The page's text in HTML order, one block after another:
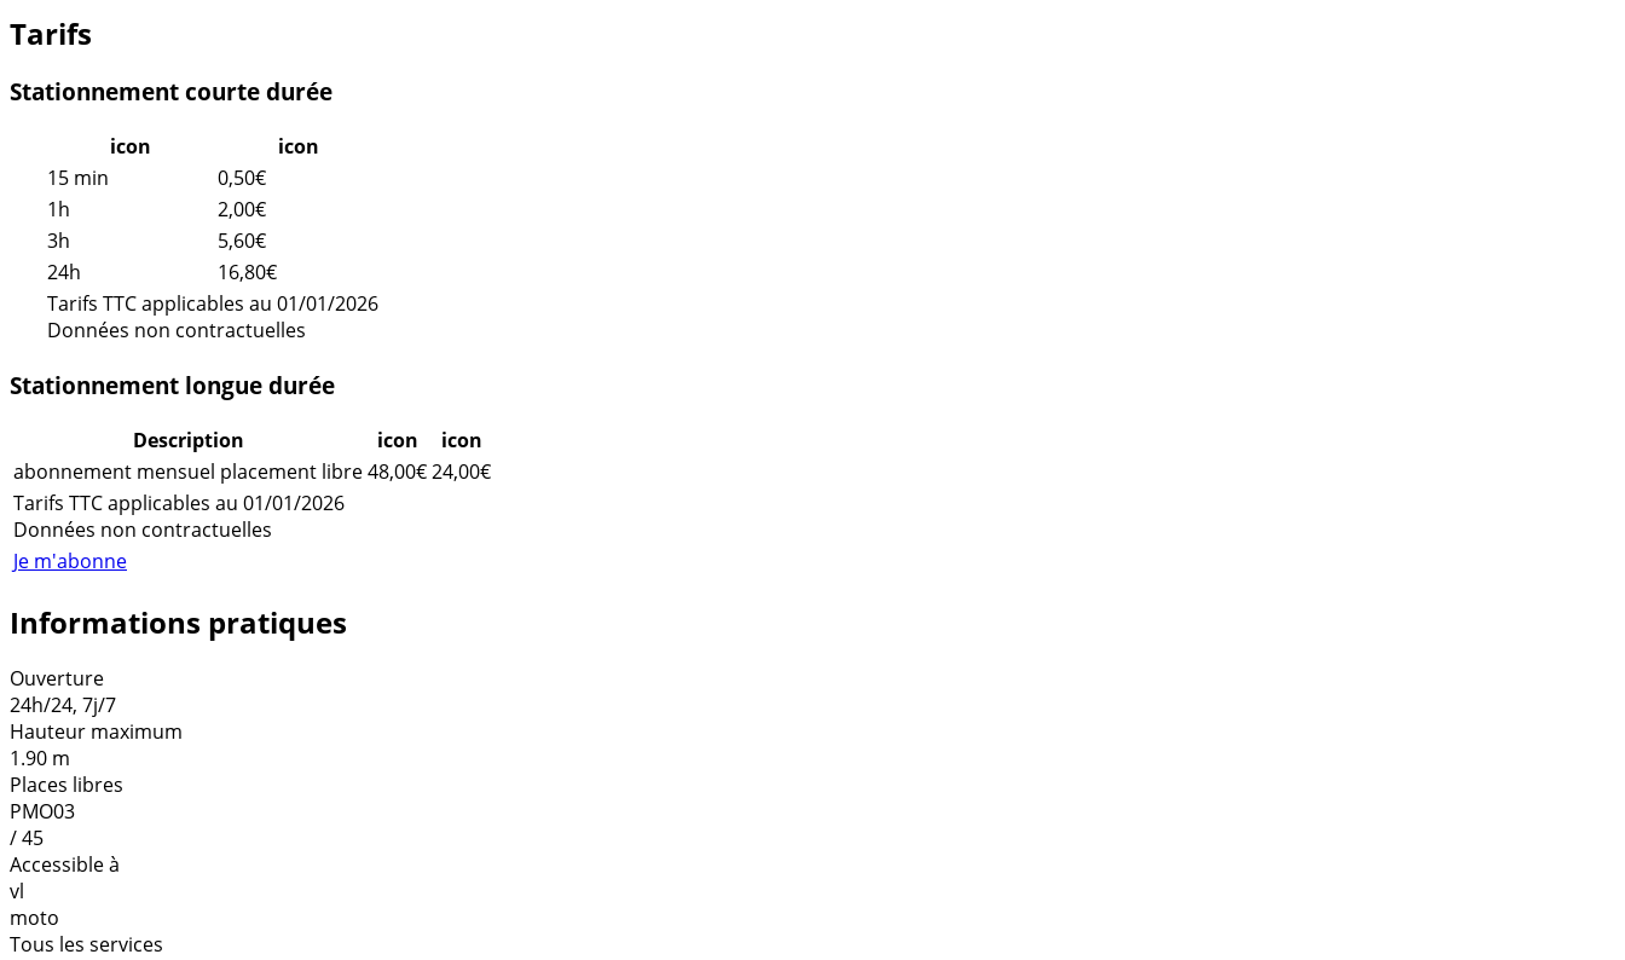
Tarifs
Stationnement courte durée
icon
icon
15 min
0,50€
1h
2,00€
3h
5,60€
24h
16,80€
Tarifs TTC applicables au 01/01/2026
Données non contractuelles
Stationnement longue durée
Description icon icon
Je m'abonne
abonnement mensuel placement libre48,00€24,00€
Tarifs TTC applicables au 01/01/2026
Données non contractuelles
Informations pratiques
Ouverture
24h/24, 7j/7
Hauteur maximum
1.90 m
Places libres
PMO03
/ 45
Accessible à
vl
moto
Tous les services